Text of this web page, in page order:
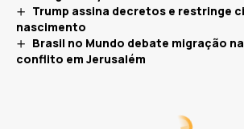
Trump assina decretos e restringe
nascimento
Brasil no Mundo debate migração
conflito em Jerusalém